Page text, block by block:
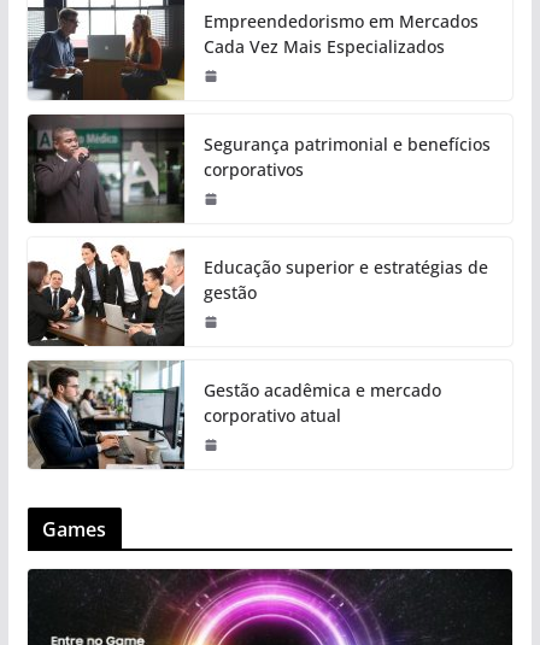
Empreendedorismo em Mercados
Cada Vez Mais Especializados
Segurança patrimonial e benefícios
corporativos
Educação superior e estratégias de
gestão
Gestão acadêmica e mercado
corporativo atual
Games